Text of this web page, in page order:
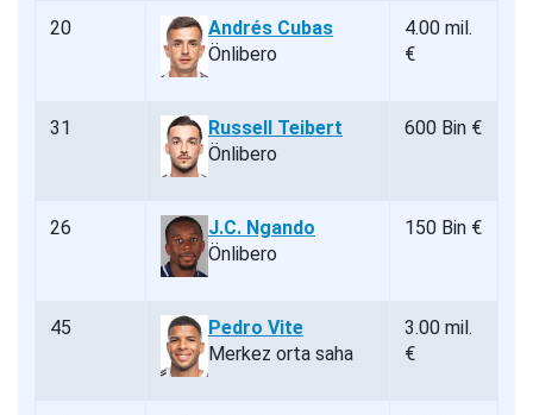
20
Andrés Cubas
Önlibero
4.00 mil.
€
31
Russell Teibert
Önlibero
600 Bin €
26
J.C. Ngando
Önlibero
150 Bin €
45
Pedro Vite
Merkez orta saha
3.00 mil.
€